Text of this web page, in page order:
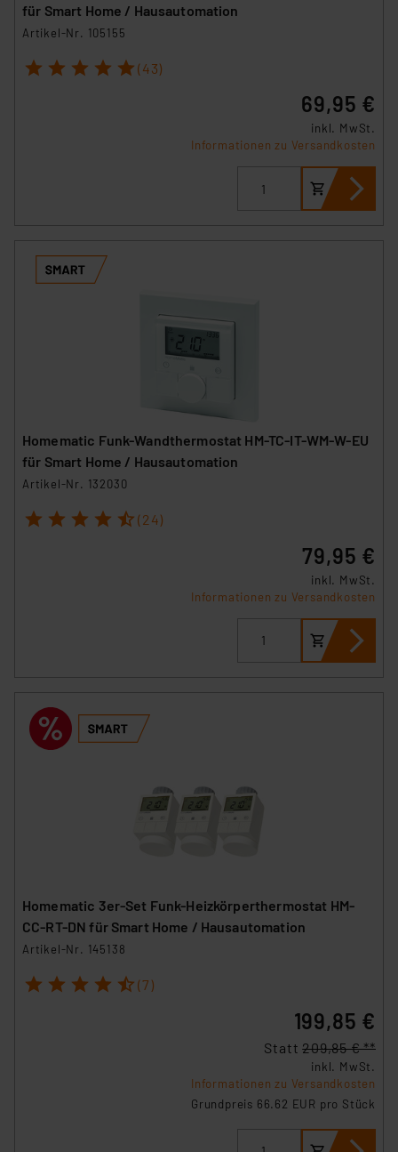
für Smart Home / Hausautomation
Artikel-Nr. 105155
1 2 3 4 5 (43)
69,95 €
inkl. MwSt.
Informationen zu Versandkosten
Homematic Funk-Wandthermostat HM-TC-IT-WM-W-EU
für Smart Home / Hausautomation
Artikel-Nr. 132030
1 2 3 4 5 (24)
79,95 €
inkl. MwSt.
Informationen zu Versandkosten
Homematic 3er-Set Funk-Heizkörperthermostat HM-
CC-RT-DN für Smart Home / Hausautomation
Artikel-Nr. 145138
1 2 3 4 5 (7)
199,85 €
Statt209,85 € **
inkl. MwSt.
Informationen zu Versandkosten
Grundpreis 66.62 EUR pro Stück